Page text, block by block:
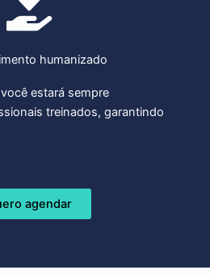
humanizado
estará sempre
treinados, garantindo
agendar